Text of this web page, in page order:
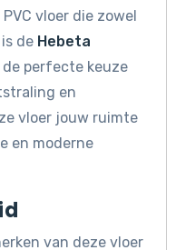
vloer die zowel
de Hebeta
de perfecte keuze
en
vloer jouw ruimte
en moderne
van deze vloer